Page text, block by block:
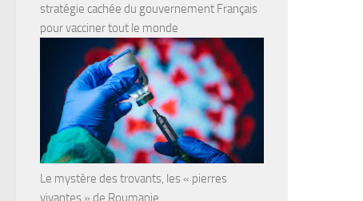
stratégie cachée du gouvernement Français
pour vacciner tout le monde
Le mystère des trovants, les « pierres
vivantes » de Roumanie